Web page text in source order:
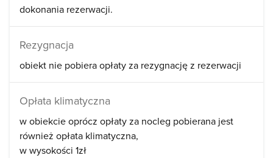
dokonania rezerwacji.
Rezygnacja
obiekt nie pobiera opłaty za rezygnację z rezerwacji
Opłata klimatyczna
w obiekcie oprócz opłaty za nocleg pobierana jest
również opłata klimatyczna
w wysokości 1zł